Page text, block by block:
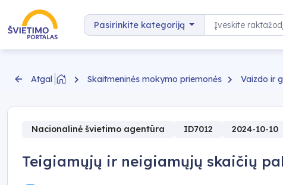
Pereiti prie turinio
Pasirinkite kategoriją
Paieška
Atgal Skaitmeninės mokymo priemonės Vaizdo ir
Nacionalinė švietimo agentūra ID7012 2024-10-10
Teigiamųjų ir neigiamųjų skaičių